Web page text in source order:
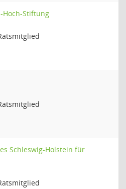
Hoch-Stiftung
Schleswig-Holstein für